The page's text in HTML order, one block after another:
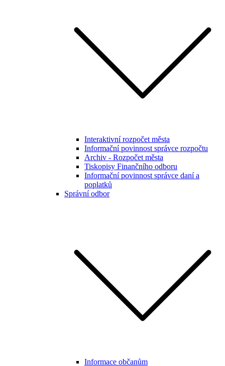
Interaktivní rozpočet města
Informační povinnost správce rozpočtu
Archiv - Rozpočet města
Tiskopisy Finančního odboru
Informační povinnost správce daní a
poplatků
Správní odbor
Informace občanům